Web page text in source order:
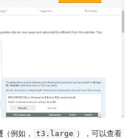
（例如， t3.large ），可以查看